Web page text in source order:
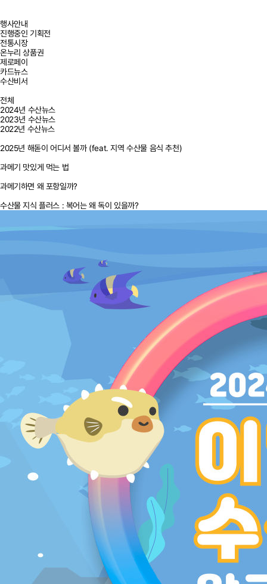
행사안내
진행중인 기획전
전통시장
온누리 상품권
제로페이
카드뉴스
수산비서
전체
2024년 수산뉴스
2023년 수산뉴스
2022년 수산뉴스
2025년 해돋이 어디서 볼까 (feat. 지역 수산물 음식 추천)
과메기 맛있게 먹는 법
과메기하면 왜 포항일까?
수산물 지식 플러스 : 복어는 왜 독이 있을까?